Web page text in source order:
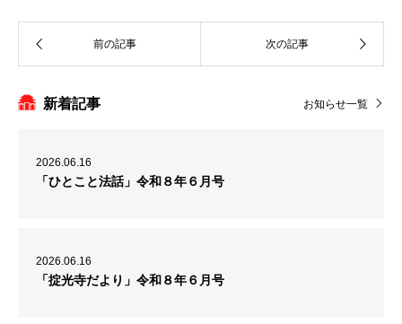
新着記事 お知らせ一覧
2026.06.16
「ひとこと法話」令和８年６月号
2026.06.16
「掟光寺だより」令和８年６月号